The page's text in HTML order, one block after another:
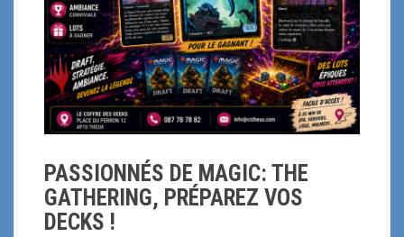
PASSIONNÉS DE MAGIC: THE
GATHERING, PRÉPAREZ VOS
DECKS !